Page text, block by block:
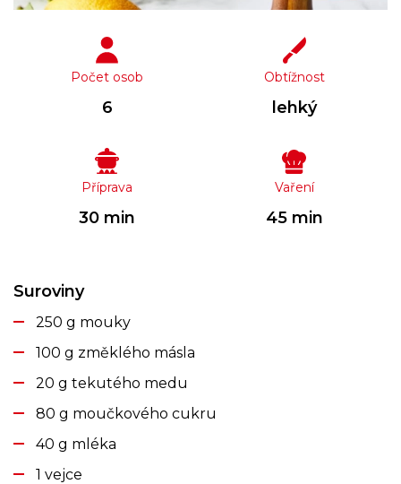
Počet osob
6
Obtížnost
lehký
Příprava
30 min
Vaření
45 min
Suroviny
250 g mouky
100 g změklého másla
20 g tekutého medu
80 g moučkového cukru
40 g mléka
1 vejce